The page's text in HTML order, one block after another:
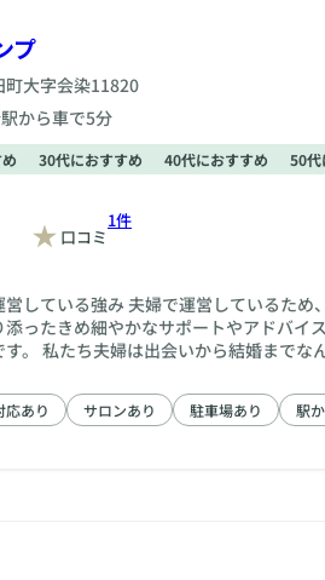
プ
町大字会染11820
から車で5分
30代におすすめ 40代におすすめ 50代
口コミ
1件
営している強み 夫婦で運営しているた
ったきめ細やかなサポートやアドバイ
ピード結婚な
応あり サロンあり 駐車場あり 駅